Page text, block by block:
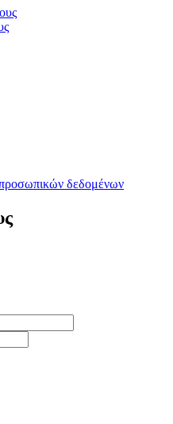
δεδομένων